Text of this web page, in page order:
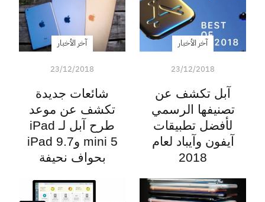
آخر الأخبار
23/12/2018
آبل تكشف عن
تصنيفها الرسمي
لأفضل تطبيقات
آيفون وآيباد لعام
2018
آخر الأخبار
23/12/2018
شائعات جديدة
تكشف عن موعد
طرح آبل لـ iPad
mini 5 و9.7 iPad
بحواف نحيفة